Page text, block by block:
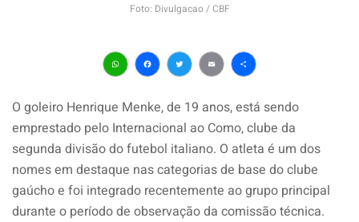
Foto: Divulgacao / CBF
WhatsApp
Facebook
Twitter
EmailShare
O goleiro Henrique Menke, de 19 anos, está sendo
emprestado pelo Internacional ao Como, clube da
segunda divisão do futebol italiano. O atleta é um dos
nomes em destaque nas categorias de base do clube
gaúcho e foi integrado recentemente ao grupo principal
durante o período de observação da comissão técnica.